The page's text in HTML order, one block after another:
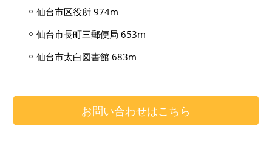
仙台市区役所 974m
仙台市長町三郵便局 653m
仙台市太白図書館 683m
お問い合わせはこちら